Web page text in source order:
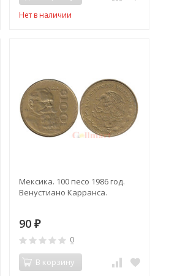
Нет в наличии
Мексика. 100 песо 1986 год.
Венустиано Карранса.
90₽
0
В корзину